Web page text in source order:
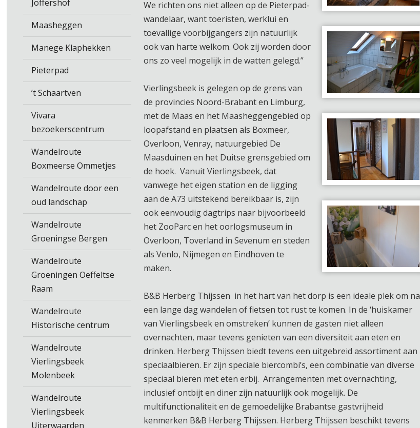
Joffershof
Maasheggen
Manege Klaphekken
Pieterpad
’t Schaartven
Vivara
bezoekerscentrum
Wandelroute
Boxmeerse Ommetjes
Wandelroute door een
oud landschap
Wandelroute
Groeningse Bergen
Wandelroute
Groeningen Oeffeltse
Raam
Wandelroute
Historische centrum
Wandelroute
Vierlingsbeek
Molenbeek
Wandelroute
Vierlingsbeek
Uiterwaarden
We richten ons niet alleen op de Pieterpad-
wandelaar, want toeristen, werklui en
toevallige voorbijgangers zijn natuurlijk
ook van harte welkom. Ook zij worden door
ons zo veel mogelijk in de watten gelegd.”
Vierlingsbeek is gelegen op de grens van
de provincies Noord-Brabant en Limburg,
met de Maas en het Maasheggengebied op
loopafstand en plaatsen als Boxmeer,
Overloon, Venray, natuurgebied De
Maasduinen en het Duitse grensgebied om
de hoek. Vanuit Vierlingsbeek, dat
vanwege het eigen station en de ligging
aan de A73 uitstekend bereikbaar is, zijn
ook eenvoudig dagtrips naar bijvoorbeeld
het ZooParc en het oorlogsmuseum in
Overloon, Toverland in Sevenum en steden
als Venlo, Nijmegen en Eindhoven te
maken.
B&B Herberg Thijssen in het hart van het dorp is een ideale plek om na
een lange dag wandelen of fietsen tot rust te komen. In de ‘huiskamer
van Vierlingsbeek en omstreken’ kunnen de gasten niet alleen
overnachten, maar tevens genieten van een diversiteit aan eten en
drinken. Herberg Thijssen biedt tevens een uitgebreid assortiment aan
speciaalbieren. Er zijn speciale biercombi’s, een combinatie van diverse
speciaal bieren met eten erbij. Arrangementen met overnachting,
inclusief ontbijt en diner zijn natuurlijk ook mogelijk. De
multifunctionaliteit en de gemoedelijke Brabantse gastvrijheid
kenmerken B&B Herberg Thijssen. Herberg Thijssen beschikt tevens